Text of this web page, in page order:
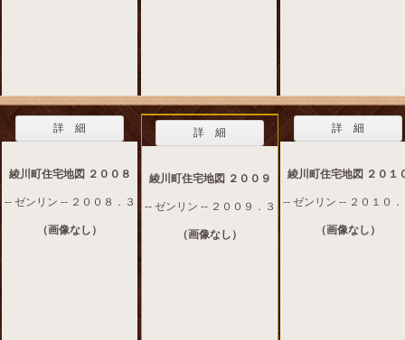
詳 細
綾川町住宅地図 ２００８
-- ゼンリン -- ２００８．３
（画像なし）
詳 細
綾川町住宅地図 ２００９
-- ゼンリン -- ２００９．３
（画像なし）
詳 細
綾川町住宅地図 ２０１
-- ゼンリン -- ２０１０．
（画像なし）